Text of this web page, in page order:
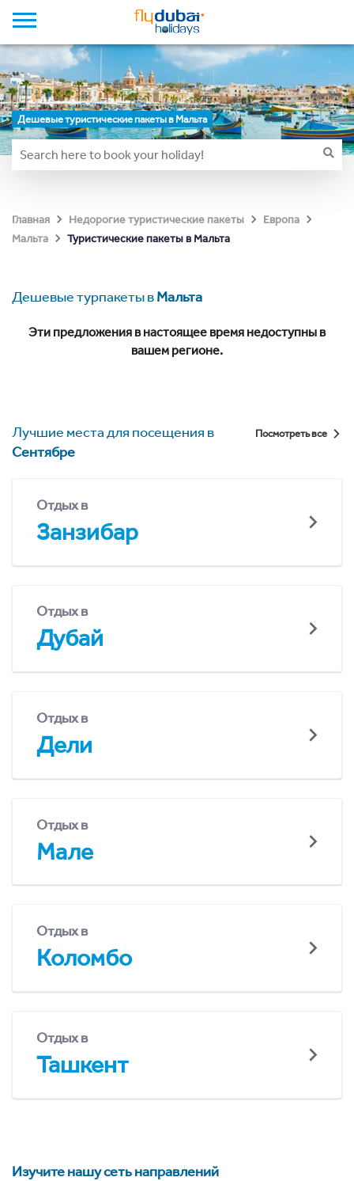
Дешевые туристические пакеты в Мальта
Главная Недорогие туристические пакеты
Европа
Мальта
Туристические пакеты в Мальта
Дешевые турпакеты вМальта
Эти предложения в настоящее время недоступны в
вашем регионе.
Лучшие места для посещения в
Сентябре
Посмотреть все
Отдых в
Занзибар
Отдых в
Дубай
Отдых в
Дели
Отдых в
Мале
Отдых в
Коломбо
Отдых в
Ташкент
Изучите нашу сеть направлений